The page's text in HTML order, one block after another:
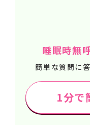
睡眠時無
簡単な質問に
1分で